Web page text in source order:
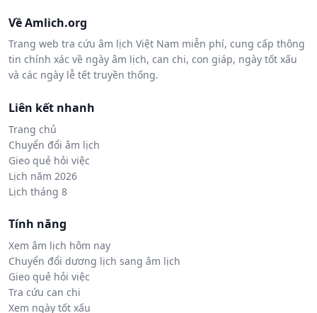
Về Amlich.org
Trang web tra cứu âm lịch Việt Nam miễn phí, cung cấp thông
tin chính xác về ngày âm lịch, can chi, con giáp, ngày tốt xấu
và các ngày lễ tết truyền thống.
Liên kết nhanh
Trang chủ
Chuyển đổi âm lịch
Gieo quẻ hỏi việc
Lịch năm 2026
Lịch tháng 8
Tính năng
Xem âm lịch hôm nay
Chuyển đổi dương lịch sang âm lịch
Gieo quẻ hỏi việc
Tra cứu can chi
Xem ngày tốt xấu